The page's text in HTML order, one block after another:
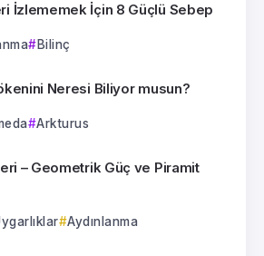
İzlememek İçin 8 Güçlü Sebep
Bilinç
Neresi Biliyor musun?
Arkturus
– Geometrik Güç ve Piramit
Aydınlanma